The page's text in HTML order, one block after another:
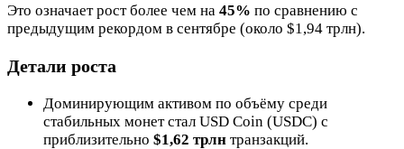
Это означает рост более чем на 45% по сравнению с
предыдущим рекордом в сентябре (около $1,94 трлн).
Детали роста
Доминирующим активом по объёму среди
стабильных монет стал USD Coin (USDC) с
приблизительно $1,62 трлн транзакций.